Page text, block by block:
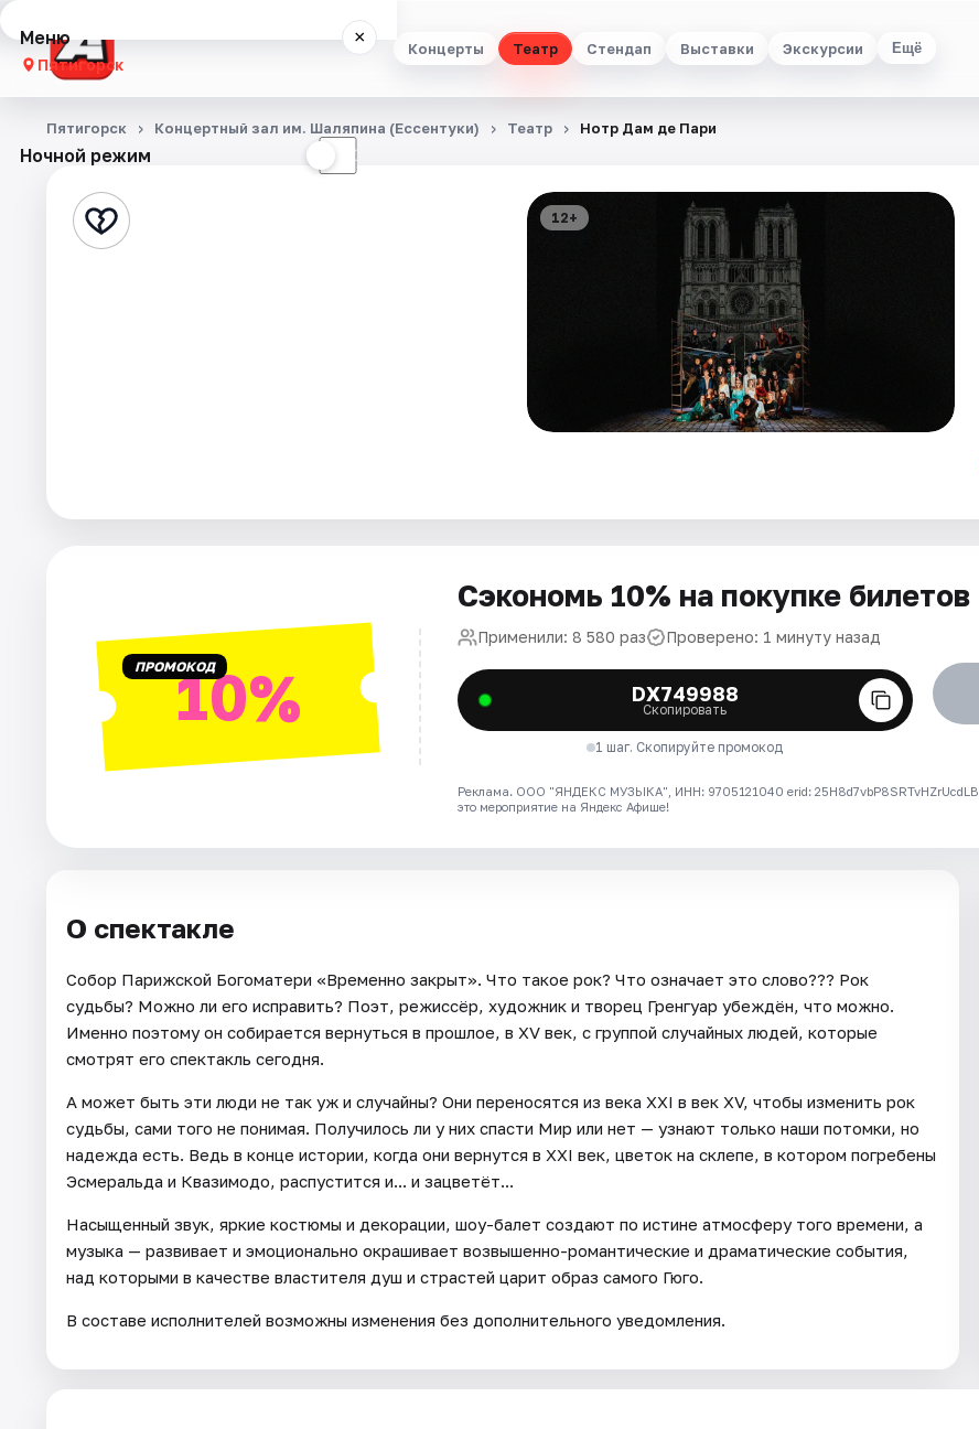
Концерты Театр Стендап Выставки Экскурсии Ещё
Меню ×
Пятигорск
Концерты
Стендап
Ночной режим ☾
Пятигорск Концертный зал им. Шаляпина (Ессентуки) Театр Нотр Дам де Пари
12+
ПРОМОКОД10%
Сэкономь 10% на покупке билетов
Применили: 8 580 раз Проверено: 1 минуту назад
DX749988
Скопировать
1 шаг. Скопируйте промокод
Реклама. ООО "ЯНДЕКС МУЗЫКА", ИНН: 9705121040 erid: 25H8d7vbP8SRTvHZrUcdLB
это мероприятие на Яндекс Афише!
О спектакле
Собор Парижской Богоматери «Временно закрыт». Что такое рок? Что означает это слово??? Рок
судьбы? Можно ли его исправить? Поэт, режиссёр, художник и творец Гренгуар убеждён, что можно.
Именно поэтому он собирается вернуться в прошлое, в XV век, с группой случайных людей, которые
смотрят его спектакль сегодня.
А может быть эти люди не так уж и случайны? Они переносятся из века XXI в век XV, чтобы изменить рок
судьбы, сами того не понимая. Получилось ли у них спасти Мир или нет — узнают только наши потомки, но
надежда есть. Ведь в конце истории, когда они вернутся в XXI век, цветок на склепе, в котором погребены
Эсмеральда и Квазимодо, распустится и... и зацветёт...
Насыщенный звук, яркие костюмы и декорации, шоу-балет создают по истине атмосферу того времени, а
музыка — развивает и эмоционально окрашивает возвышенно-романтические и драматические события,
над которыми в качестве властителя душ и страстей царит образ самого Гюго.
В составе исполнителей возможны изменения без дополнительного уведомления.